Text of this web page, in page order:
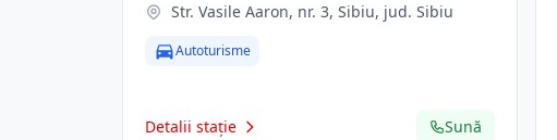
Str. Vasile Aaron, nr. 3, Sibiu, jud. Sibiu
Autoturisme
Detalii stație Sună